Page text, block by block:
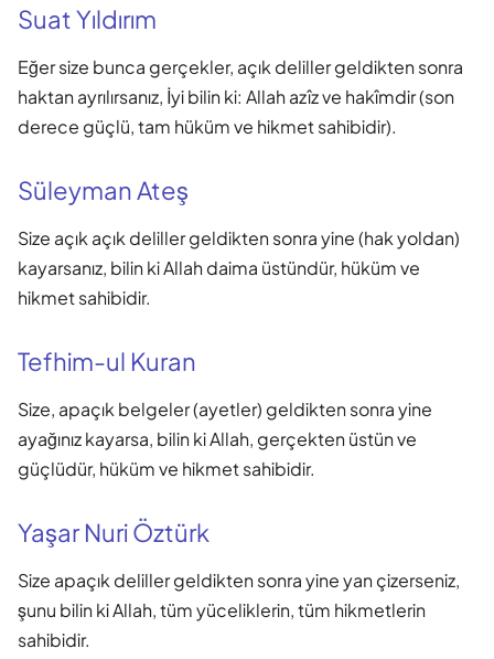
Suat Yıldırım
Eğer size bunca gerçekler, açık deliller geldikten sonra
haktan ayrılırsanız, İyi bilin ki: Allah azîz ve hakîmdir (son
derece güçlü, tam hüküm ve hikmet sahibidir).
Süleyman Ateş
Size açık açık deliller geldikten sonra yine (hak yoldan)
kayarsanız, bilin ki Allah daima üstündür, hüküm ve
hikmet sahibidir.
Tefhim-ul Kuran
Size, apaçık belgeler (ayetler) geldikten sonra yine
ayağınız kayarsa, bilin ki Allah, gerçekten üstün ve
güçlüdür, hüküm ve hikmet sahibidir.
Yaşar Nuri Öztürk
Size apaçık deliller geldikten sonra yine yan çizerseniz,
şunu bilin ki Allah, tüm yüceliklerin, tüm hikmetlerin
sahibidir.